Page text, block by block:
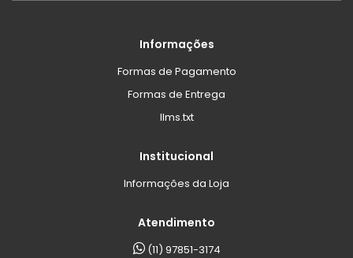
Informações
Formas de Pagamento
Formas de Entrega
llms.txt
Institucional
Informações da Loja
Atendimento
(11) 97851-3174